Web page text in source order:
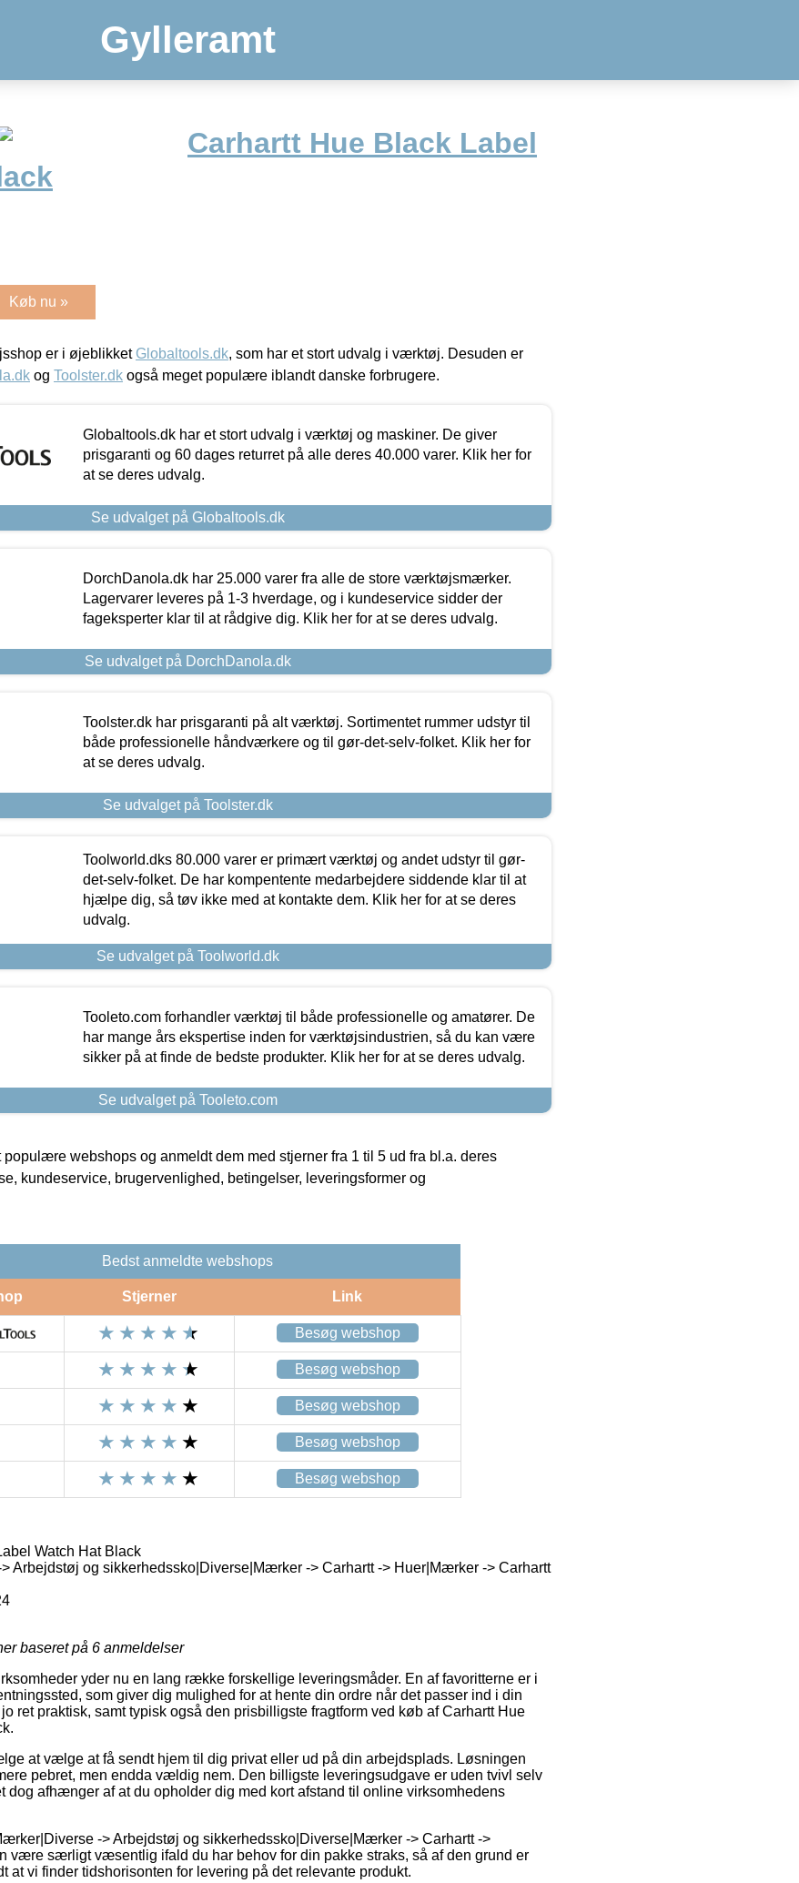
Gylleramt
Carhartt Hue Black Label
Køb nu »
er i øjeblikket Globaltools.dk, som har et stort udvalg i værktøj. Desuden er
og Toolster.dk også meget populære iblandt danske forbrugere.
Globaltools.dk har et stort udvalg i værktøj og maskiner. De giver
prisgaranti og 60 dages returret på alle deres 40.000 varer. Klik her for
at se deres udvalg.
Se udvalget på Globaltools.dk
DorchDanola.dk har 25.000 varer fra alle de store værktøjsmærker.
Lagervarer leveres på 1-3 hverdage, og i kundeservice sidder der
fageksperter klar til at rådgive dig. Klik her for at se deres udvalg.
Se udvalget på DorchDanola.dk
Toolster.dk har prisgaranti på alt værktøj. Sortimentet rummer udstyr til
både professionelle håndværkere og til gør-det-selv-folket. Klik her for
at se deres udvalg.
Se udvalget på Toolster.dk
Toolworld.dks 80.000 varer er primært værktøj og andet udstyr til gør-
det-selv-folket. De har kompentente medarbejdere siddende klar til at
hjælpe dig, så tøv ikke med at kontakte dem. Klik her for at se deres
udvalg.
Se udvalget på Toolworld.dk
Tooleto.com forhandler værktøj til både professionelle og amatører. De
har mange års ekspertise inden for værktøjsindustrien, så du kan være
sikker på at finde de bedste produkter. Klik her for at se deres udvalg.
Se udvalget på Tooleto.com
webshops og anmeldt dem med stjerner fra 1 til 5 ud fra bl.a. deres
kundeservice, brugervenlighed, betingelser, leveringsformer og
Bedst anmeldte webshops
Stjerner Link
Besøg webshop
Besøg webshop
Besøg webshop
Besøg webshop
Besøg webshop
Watch Hat Black
Arbejdstøj og sikkerhedssko|Diverse|Mærker -> Carhartt -> Huer|Mærker -> Carhartt
baseret på 6 anmeldelser
yder nu en lang række forskellige leveringsmåder. En af favoritterne er i
som giver dig mulighed for at hente din ordre når det passer ind i din
ret praktisk, samt typisk også den prisbilligste fragtform ved køb af Carhartt Hue
at vælge at få sendt hjem til dig privat eller ud på din arbejdsplads. Løsningen
pebret, men endda vældig nem. Den billigste leveringsudgave er uden tvivl selv
dog afhænger af at du opholder dig med kort afstand til online virksomhedens
-> Arbejdstøj og sikkerhedssko|Diverse|Mærker -> Carhartt ->
være særligt væsentlig ifald du har behov for din pakke straks, så af den grund er
at vi finder tidshorisonten for levering på det relevante produkt.